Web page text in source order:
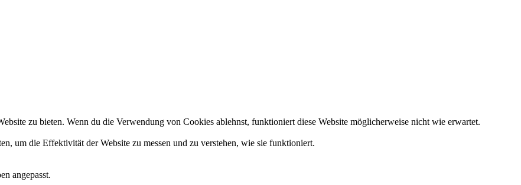
zu bieten. Wenn du die Verwendung von Cookies ablehnst, funktioniert diese Website möglicherweise nicht wie erwartet.
um die Effektivität der Website zu messen und zu verstehen, wie sie funktioniert.
angepasst.